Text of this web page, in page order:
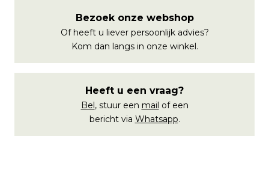
Bezoek onze webshop
Of heeft u liever persoonlijk advies?
Kom dan langs in onze winkel.
Heeft u een vraag?
Bel, stuur een mail of een
bericht via Whatsapp.